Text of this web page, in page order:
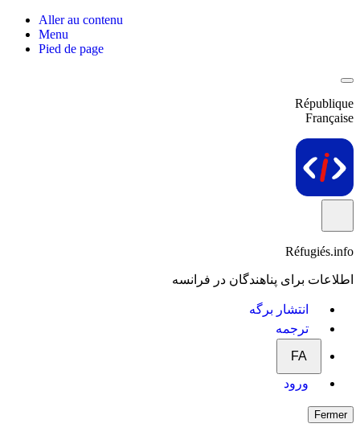
Aller au contenu
Menu
Pied de page
République
Française
Réfugiés.info
اطلاعات برای پناهندگان در فرانسه
انتشار برگه
ترجمه
FA
ورود
Fermer